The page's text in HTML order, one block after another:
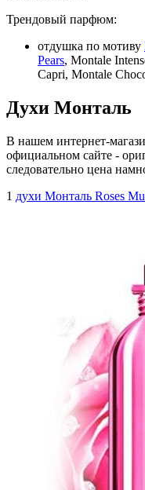
Трендовый парфюм:
отдушка по мотиву
Pears, Montale
Capri, Montale
Духи Монталь
В нашем интернет-
официальном сайте -
следовательно цена
1 духи Монталь Roses